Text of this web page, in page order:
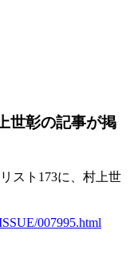
世彰の記事が掲
スト173に、村上世
007995.html